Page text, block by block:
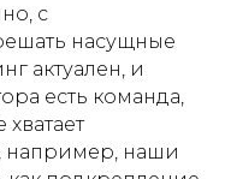
с
насущные
актуален, и
есть команда,
например, наши